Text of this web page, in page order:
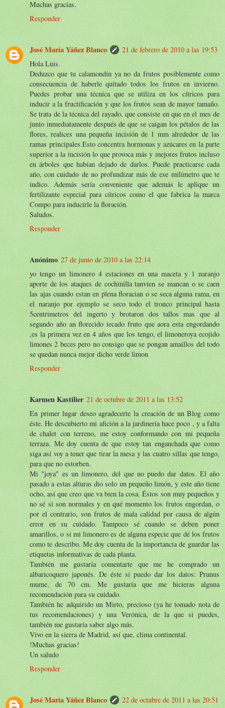
Muchas gracias.
Responder
José María Yáñez Blanco
21 de febrero de 2010 a las 19:53
Hola Luis.
Deduzco que tu calamondín ya no da frutos posiblemente como
consecuencia de haberle quitado todos los frutos en invierno.
Puedes probar una técnica que se utiliza en los cítricos para
inducir a la fructificación y que los frutos sean de mayor tamaño.
Se trata de la técnica del rayado, que consiste en que en el mes de
junio inmediatamente después de que se caigan los pétalos de las
flores, realices una pequeña incisión de 1 mm alrededor de las
ramas principales.Esto concentra hormonas y azúcares en la parte
superior a la incisión lo que provoca más y mejores frutos incluso
en árboles que habían dejado de darlos. Puede practicarse cada
año, con cuidado de no profundizar más de ese milímetro que te
indico. Además sería conveniente que además le aplique un
fertilizante especial para cítricos como el que fabrica la marca
Compo para inducirle la floración.
Saludos.
Responder
Anónimo 27 de junio de 2010 a las 22:14
yo tengo un limonero 4 estaciones en una maceta y 1 naranjo
aporte de los ataques de cochinilla tanvien se mancan o se caen
las ajas cuando estan en plena floracian o se seca alguna rama, en
el naranjo por ejemplo se seco todo el tronco principal hasta
5centrimetros del ingerto y brotaron dos tallos mas que al
segundo año an florecido iecado fruto que aora esta engordando
,es la primera vez en 4 años que los tengo, el limoneroya ecojido
limones 2 beces pero no consigo que se pongan amaillos del todo
se quedan nunca mejor dicho verde limon
Responder
Karmen Kastilier 21 de octubre de 2011 a las 13:52
En primer lugar deseo agradecerte la creación de un Blog como
éste. He descubierto mi afición a la jardinería hace poco , y a falta
de chalet con terreno, me estoy conformando con mi pequeña
terraza. Me doy cuenta de que estoy tan enganchada que como
siga así voy a tener que tirar la mesa y las cuatro sillas que tengo,
para que no estorben.
Mi "joya" es un limonero, del que no puedo dar datos. El año
pasado a estas alturas dio solo un pequeño limón, y este año tiene
ocho, así que creo que va bien la cosa. Éstos son muy pequeños y
no sé si son normales y en qué momento los frutos engordan, o
por el contrario, son frutos de mala calidad por causa de algún
error en su cuidado. Tampoco sé cuando se deben poner
amarillos, o si mi limonero es de alguna especie que dé los frutos
como te describo. Me doy cuenta de la importancia de guardar las
etiquetas informativas de cada planta.
También me gustaría comentarte que me he comprado un
albaricoquero japonés. De éste si puedo dar los datos: Prunus
mume, de 70 cm. Me gustaría que me hicieras alguna
recomendación para su cuidado.
También he adquirido un Mirto, precioso (ya he tomado nota de
tus recomendaciones) y una Verónica, de la que si puedes,
también me gustaría saber algo más.
Vivo en la sierra de Madrid, así que, clima continental.
!Muchas gracias!
Un saludo
Responder
José María Yáñez Blanco
22 de octubre de 2011 a las 20:51